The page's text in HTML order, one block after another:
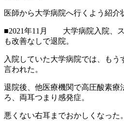
医師から大学病院へ行くよう紹介
■2021年11月 大学病院入院、ス
も改善なしで退院。
入院していた大学病院では、もう
言われた。
退院後、他医療機関で高圧酸素療
ろ、両耳つまり感発症。
悪くない右耳までおかしくなった